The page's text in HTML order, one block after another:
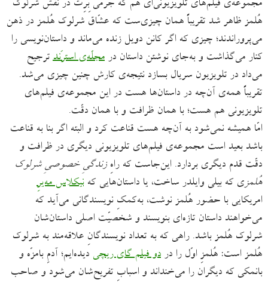
مجموعه‌ی فیلم‌های تلویزیونی‌ای هم که جرمی بِرِت در نقش شرلوک
هُلمز ظاهر شد تقریباً همان چیزی‌ست که عشّاق شرلوک هُلمز در ذهن
می‌پروراندند؛ چیزی که اگر کانن دویل زنده می‌ماند و داستان‌نویسی را
کنار می‌گذاشت و به‌جای نوشتن داستان‌ در مجلّه‌ی استرَند ترجیح
می‌داد در تلویزیون سریال بسازد نتیجه‌ی کارش چنین چیزی می‌شد.
تقریباً همه‌ی آن‌چه در داستان‌ها هست در این مجموعه‌ی فیلم‌های
تلویزیونی هم هست؛ با همان ظرافت و با همان دقّت.
امّا همیشه نمی‌شود به آن‌چه هست قناعت کرد و البته اگر بنا به قناعت
باشد بعید است مجموعه‌ی فیلم‌های تلویزیونی دیگری در ظرافت و
دقّت قدم دیگری بردارد. این‌جاست که راهِزندگیِ خصوصیِ شرلوک
هُلمز ی که بیلی وایلدر ساخت، یا داستان‌هایی کهنیکلاس مه‌یرِ
امریکایی با حضور هُلمز نوشت، به‌کمکِ نویسندگانی می‌آید که
می‌خواهند داستان تازه‌ای بنویسند و شخصیّت اصلی داستان‌شان
شرلوک هُلمز باشد. راهی که به تعداد نویسندگانِ علاقه‌مند به شرلوک
هُلمز است: هُلمزِ اوّل را در دو فیلم گای ریچی دیده‌ایم؛ آدمِ بامزّه و
بانمکی که دیگران را می‌خنداند و اسبابِ تفریح‌شان می‌شود و صاحب